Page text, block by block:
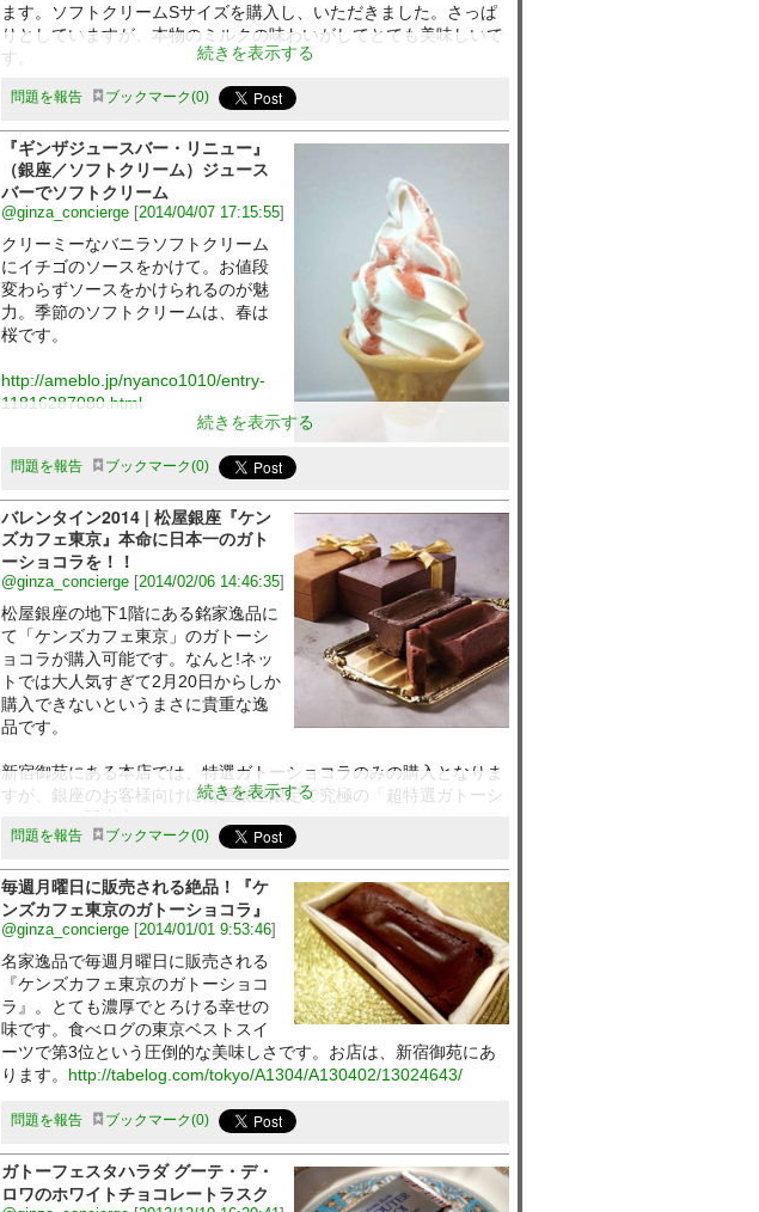
ます。ソフトクリームSサイズを購入し、いただきました。さっぱ
りとしていますが、本物のミルクの味わいがしてとても美味しいで
す。
続きを表示する
問題を報告 ブックマーク 0
『ギンザジュースバー・リニュー』
（銀座／ソフトクリーム）ジュース
バーでソフトクリーム
@ginza_concierge [2014/04/07 17:15:55]
クリーミーなバニラソフトクリーム
にイチゴのソースをかけて。お値段
変わらずソースをかけられるのが魅
力。季節のソフトクリームは、春は
桜です。
http://ameblo.jp/nyanco1010/entry-
11816287080.html
続きを表示する
問題を報告 ブックマーク 0
バレンタイン2014 | 松屋銀座『ケン
ズカフェ東京』本命に日本一のガト
ーショコラを！！
@ginza_concierge [2014/02/06 14:46:35]
松屋銀座の地下1階にある銘家逸品に
て「ケンズカフェ東京」のガトーシ
ョコラが購入可能です。なんと!ネッ
トでは大人気すぎて2月20日からしか
購入できないというまさに貴重な逸
品です。
新宿御苑にある本店では、特選ガトーショコラのみの購入となりま
すが、銀座のお客様向けに松屋銀座限定で究極の「超特選ガトーシ
ョコラ」も販売中。
続きを表示する
問題を報告 ブックマーク 0
毎週月曜日に販売される絶品！『ケ
ンズカフェ東京のガトーショコラ』
@ginza_concierge [2014/01/01 9:53:46]
名家逸品で毎週月曜日に販売される
『ケンズカフェ東京のガトーショコ
ラ』。とても濃厚でとろける幸せの
味です。食べログの東京ベストスイ
ーツで第3位という圧倒的な美味しさです。お店は、新宿御苑にあ
ります。 http://tabelog.com/tokyo/A1304/A130402/13024643/
問題を報告 ブックマーク 0
ガトーフェスタハラダ グーテ・デ・
ロワのホワイトチョコレートラスク